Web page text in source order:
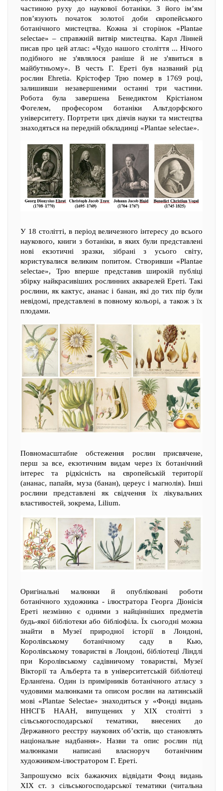
частиною руху до наукової ботаніки. З його ім’ям
пов’язують початок золотої доби європейського
ботанічного мистецтва. Кожна зі сторінок «Plantae
selectae» – справжній витвір мистецтва. Карл Лінней
писав про цей атлас: «Чудо нашого століття ... Нічого
подібного не з'являлося раніше й не з'явиться в
майбутньому». В честь Г. Ереті був названий рід
рослин Ehretia. Крістофер Трю помер в 1769 році,
залишивши незавершеними останні три частини.
Робота була завершена Бенедиктом Крістіаном
Фогелем, професором ботаніки Альтдорфского
університету. Портрети цих діячів науки та мистецтва
знаходяться на передній обкладинці «Plantae selectae».
У 18 столітті, в період величезного інтересу до всього
наукового, книги з ботаніки, в яких були представлені
нові екзотичні зразки, зібрані з усього світу,
користувалися великим попитом. Створивши «Plantae
selectae», Трю вперше представив широкій публіці
збірку найкрасивіших рослинних акварелей Ереті. Такі
рослини, як кактус, ананас і банан, які до тих пір були
невідомі, представлені в повному кольорі, а також з їх
плодами.
Повномасштабне обстеження рослин присвячене,
перш за все, екзотичним видам через їх ботанічний
інтерес та рідкісність на європейській території
(ананас, папайя, муза (банан), цереус і магнолія). Інші
рослини представлені як свідчення їх лікувальних
властивостей, зокрема, Lilium.
Оригінальні малюнки й опубліковані роботи
ботанічного художника - ілюстратора Георга Діонісія
Ереті незмінно є одними з найцінніших предметів
будь-якої бібліотеки або бібліофіла. Їх сьогодні можна
знайти в Музеї природної історії в Лондоні,
Королівському ботанічному саду в Кью,
Королівському товаристві в Лондоні, бібліотеці Ліндлі
при Королівському садівничому товаристві, Музеї
Вікторії та Альберта та в університетській бібліотеці
Ерланґена. Один із примірників ботанічного атласу з
чудовими малюнками та описом рослин на латинській
мові «Plantae Selectae» знаходиться у «Фонді видань
ННСГБ НААН, випущених у XIX столітті з
сільськогосподарської тематики, внесених до
Державного реєстру наукових об’єктів, що становлять
національне надбання». Назви та опис рослин під
малюнками написані власноруч ботанічним
художником-ілюстратором Г. Ереті.
Запрошуємо всіх бажаючих відвідати Фонд видань
XIX ст. з сільськогосподарської тематики (читальна